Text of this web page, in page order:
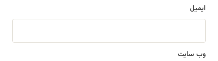
ایمیل
وب‌ سایت